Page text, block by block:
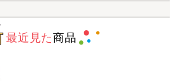
最近見た商品